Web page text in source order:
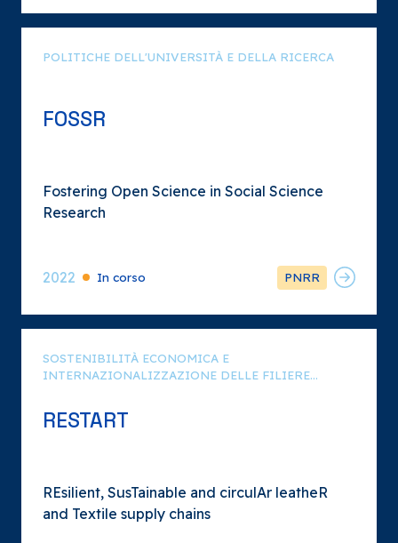
POLITICHE DELL'UNIVERSITÀ E DELLA RICERCA
FOSSR
Fostering Open Science in Social Science
Research
2022 In corso PNRR
SOSTENIBILITÀ ECONOMICA E
INTERNAZIONALIZZAZIONE DELLE FILIERE
RESTART
REsilient, SusTainable and circulAr leatheR
and Textile supply chains